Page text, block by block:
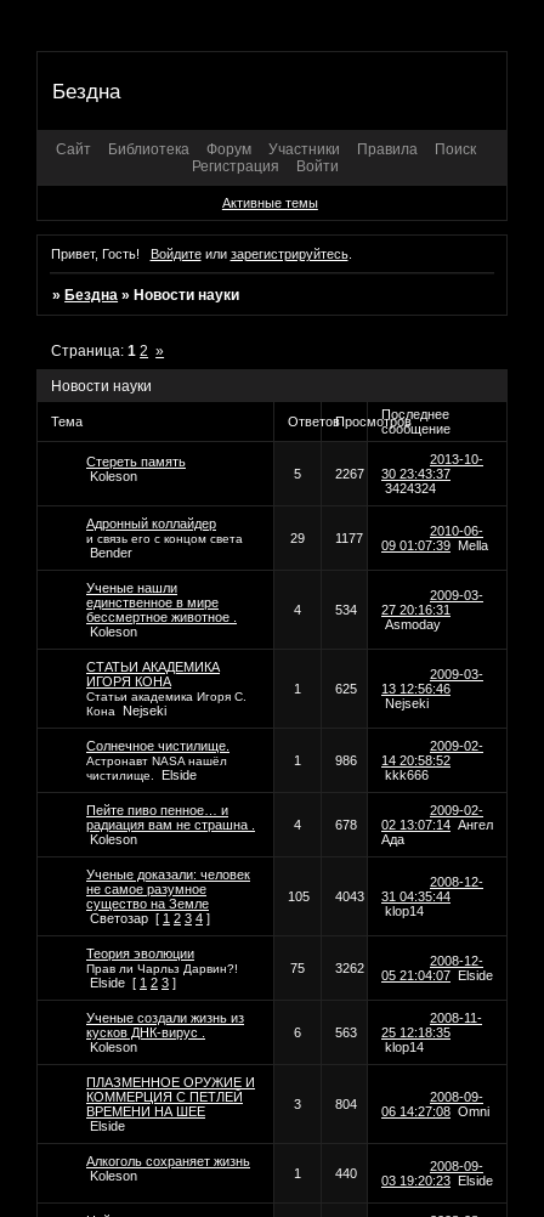
Бездна
Сайт Библиотека Форум Участники Правила
Поиск
Регистрация
Войти
Активные темы
Привет, Гость! Войдитеили зарегистрируйтесь.
»Бездна »Новости науки
Новости науки
Страница:1 2 »
Тема ОтветовПросмотровПоследнее
сообщение
Стереть память
Koleson
5 2267
2013-10-
30 23:43:37
3424324
Адронный коллайдер
и связь его с концом света
Bender
29 1177
2010-06-
09 01:07:39 Mella
Ученые нашли
единственное в мире
бессмертное животное .
Koleson
4 534
2009-03-
27 20:16:31
Asmoday
СТАТЬИ АКАДЕМИКА
ИГОРЯ КОНА
Статьи академика Игоря С.
Кона
Nejseki
1 625
2009-03-
13 12:56:46
Nejseki
Солнечное чистилище.
Астронавт NASA нашёл
чистилище.
Elside
1 986
2009-02-
14 20:58:52
kkk666
Пейте пиво пенное… и
радиация вам не страшна .
Koleson
4 678
2009-02-
02 13:07:14 Ангел
Ада
Ученые доказали: человек
не самое разумное
существо на Земле
Светозар [ 1 2 3 4 ]
105 4043
2008-12-
31 04:35:44
klop14
Теория эволюции
Прав ли Чарльз Дарвин?!
Elside [ 1 2 3 ]
75 3262
2008-12-
05 21:04:07
Elside
Ученые создали жизнь из
кусков ДНК-вирус .
Koleson
6 563
2008-11-
25 12:18:35
klop14
ПЛАЗМЕННОЕ ОРУЖИЕ И
КОММЕРЦИЯ С ПЕТЛЕЙ
ВРЕМЕНИ НА ШЕЕ
Elside
3 804
2008-09-
06 14:27:08 Omni
Алкоголь сохраняет жизнь
Koleson
1 440
2008-09-
03 19:20:23
Elside